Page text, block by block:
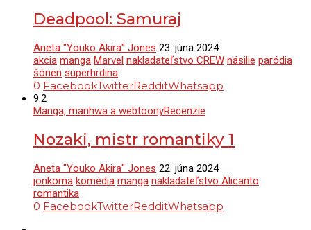
Deadpool: Samuraj
Aneta "Youko Akira" Jones 23. júna 2024
akcia manga Marvel nakladateľstvo CREW násilie paródia
šónen superhrdina
0 FacebookTwitterRedditWhatsapp
9.2
Manga, manhwa a webtoonyRecenzie
Nozaki, mistr romantiky 1
Aneta "Youko Akira" Jones 22. júna 2024
jonkoma komédia manga nakladateľstvo Alicanto
romantika
0 FacebookTwitterRedditWhatsapp